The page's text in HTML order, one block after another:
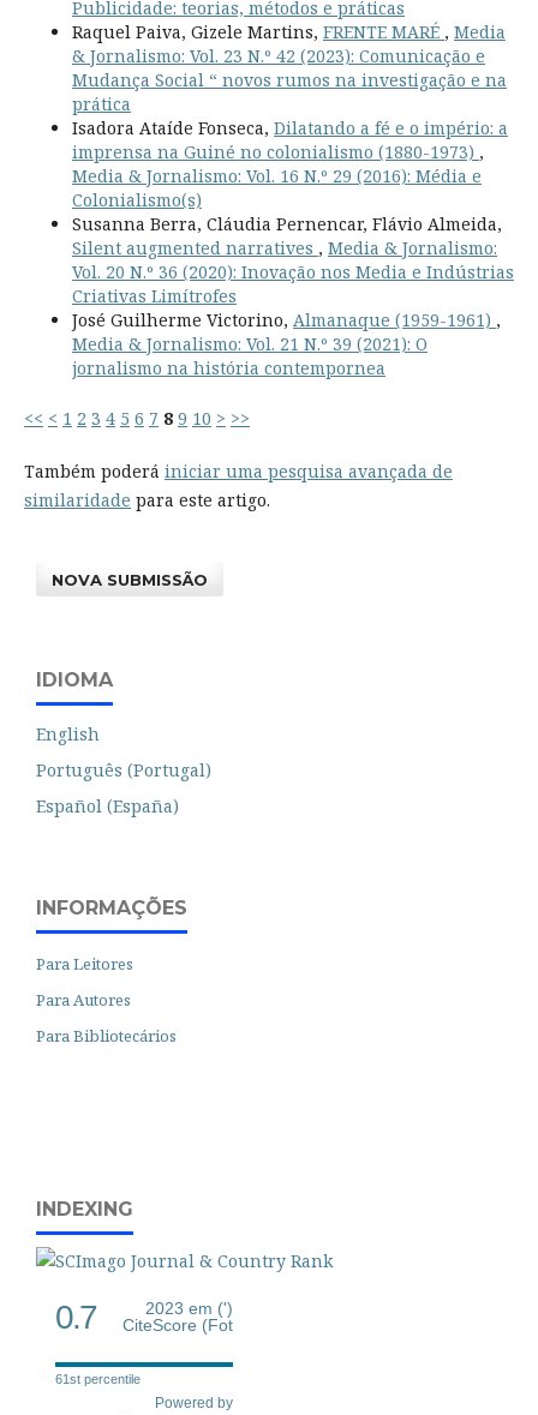
Publicidade: teorias, métodos e práticas
Raquel Paiva, Gizele Martins, FRENTE MARÉ , Media
& Jornalismo: Vol. 23 N.º 42 (2023): Comunicação e
Mudança Social “ novos rumos na investigação e na
prática
Isadora Ataíde Fonseca, Dilatando a fé e o império: a
imprensa na Guiné no colonialismo (1880-1973) ,
Media & Jornalismo: Vol. 16 N.º 29 (2016): Média e
Colonialismo(s)
Susanna Berra, Cláudia Pernencar, Flávio Almeida,
Silent augmented narratives , Media & Jornalismo:
Vol. 20 N.º 36 (2020): Inovação nos Media e Indústrias
Criativas Limítrofes
José Guilherme Victorino, Almanaque (1959-1961) ,
Media & Jornalismo: Vol. 21 N.º 39 (2021): O
jornalismo na história contempornea
<< < 1 2 3 4 5 6 7 8 9 10 > >>
Também poderá iniciar uma pesquisa avançada de
similaridade para este artigo.
NOVA SUBMISSÃO
IDIOMA
English
Português (Portugal)
Español (España)
INFORMAÇÕES
Para Leitores
Para Autores
Para Bibliotecários
INDEXING
0.7
2023 em (')
CiteScore (Fot
61st percentile
Powered by